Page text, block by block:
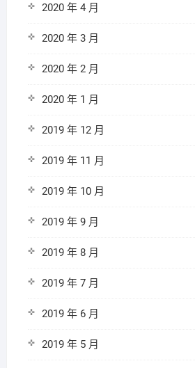
2020 年 4 月
2020 年 3 月
2020 年 2 月
2020 年 1 月
2019 年 12 月
2019 年 11 月
2019 年 10 月
2019 年 9 月
2019 年 8 月
2019 年 7 月
2019 年 6 月
2019 年 5 月